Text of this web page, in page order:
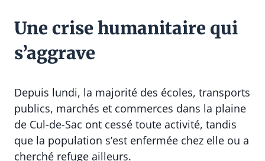
Une crise humanitaire qui
s’aggrave
Depuis lundi, la majorité des écoles, transports
publics, marchés et commerces dans la plaine
de Cul-de-Sac ont cessé toute activité, tandis
que la population s’est enfermée chez elle ou a
cherché refuge ailleurs.